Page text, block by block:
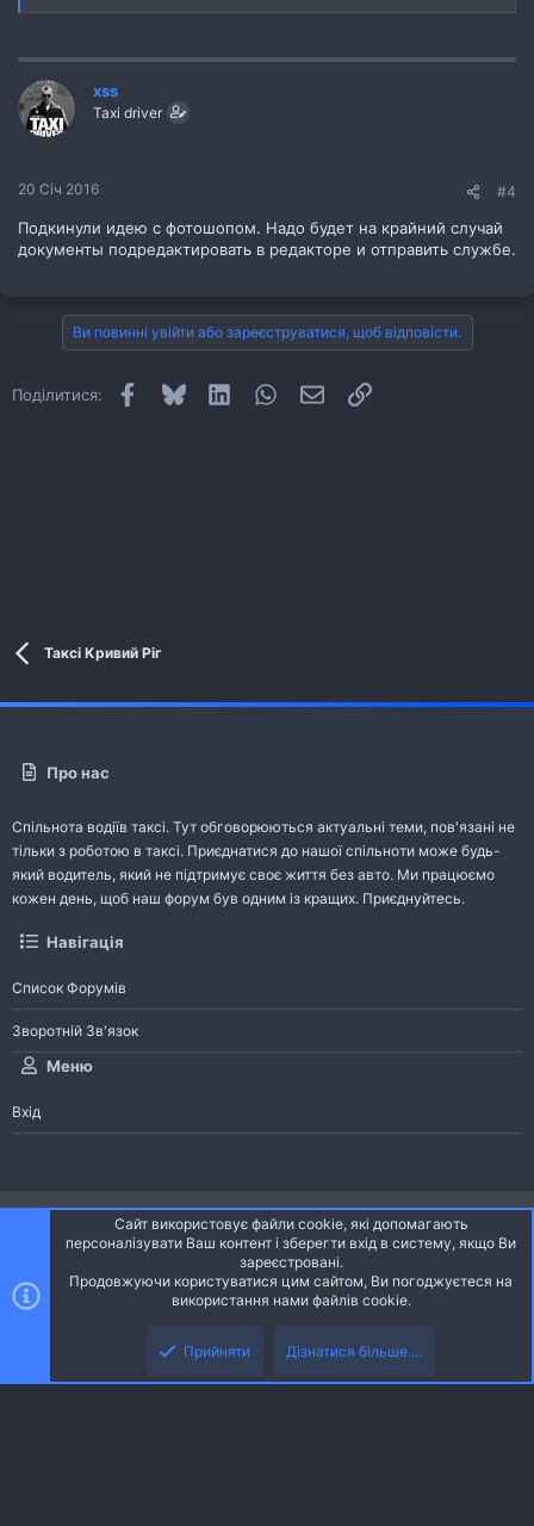
02:28 Вы
условия не должны нарушать закон
02:29 Nataliya Rysakova
условия работы.
а если завтра придумают голым сфотографироваться?
мне тоже либо принимать либо не работать?)
xss
Taxi driver
20 Січ 2016 #4
Подкинули идею с фотошопом. Надо будет на крайний случай
документы подредактировать в редакторе и отправить службе.
Ви повинні увійти або зареєструватися, щоб відповісти.
Поділитися: FacebookBluesky LinkedInWhatsApp
E-mailПосилання
Таксі Кривий Ріг
Про нас
Спільнота водіїв таксі. Тут обговорюються актуальні теми, пов'язані не
тільки з роботою в таксі. Приєднатися до нашої спільноти може будь-
який водитель, який не підтримує своє життя без авто. Ми працюємо
кожен день, щоб наш форум був одним із кращих. Приєднуйтесь.
Навігація
Список Форумів
Зворотній Зв'язок
Меню
Вхід
Ніч
Українська (UA)
S
Community platform by XenForo® © 2010-2026 XenForo Ltd.
Community platform by XenForo © 2010-2022 XenForo Ltd. | dev: Pages
Сайт використовує файли cookie, які допомагають
персоналізувати Ваш контент і зберегти вхід в систему, якщо Ви
зареєстровані.
Продовжуючи користуватися цим сайтом, Ви погоджуєтеся на
використання нами файлів cookie.
Прийняти Дізнатися більше....